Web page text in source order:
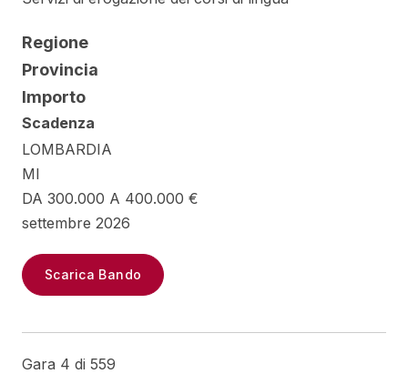
Regione
Provincia
Importo
Scadenza
LOMBARDIA
MI
DA 300.000 A 400.000 €
settembre 2026
Scarica Bando
Gara 4 di 559